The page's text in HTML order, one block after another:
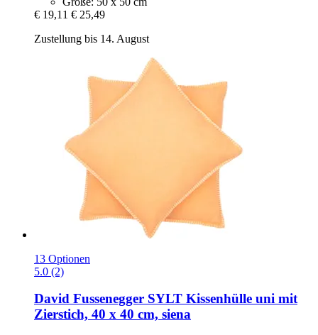
€ 19,11 € 25,49
Zustellung bis 14. August
13 Optionen
5.0 (2)
David Fussenegger SYLT Kissenhülle uni mit
Zierstich, 40 x 40 cm, siena